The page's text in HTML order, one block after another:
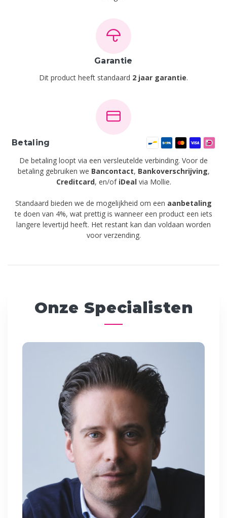
Garantie
Dit product heeft standaard 2 jaar garantie.
Betaling
De betaling loopt via een versleutelde verbinding. Voor de
betaling gebruiken we Bancontact, Bankoverschrijving,
Creditcard, en/of iDeal via Mollie.
Standaard bieden we de mogelijkheid om een aanbetaling
te doen van 4%, wat prettig is wanneer een product een iets
langere levertijd heeft. Het restant kan dan voldaan worden
voor verzending.
Onze Specialisten